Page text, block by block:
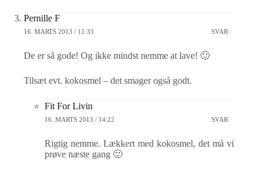
Pernille F
16. MARTS 2013 / 11:33 SVAR
De er så gode! Og ikke mindst nemme at lave! 🙂
Tilsæt evt. kokosmel – det smager også godt.
Fit For Livin
16. MARTS 2013 / 14:22 SVAR
Rigtig nemme. Lækkert med kokosmel, det må vi
prøve næste gang 🙂